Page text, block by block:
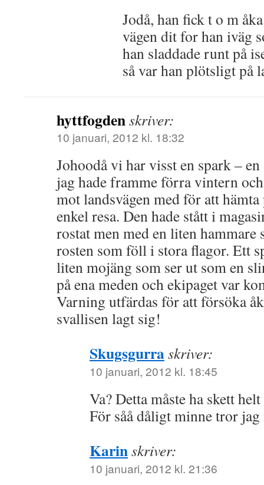
Jodå, han fick t o m
vägen dit for han iväg
han sladdade runt på
så var han plötsligt på
hyttfogdenskriver:
10 januari, 2012 kl. 18:32
Johoodå vi har visst en spark –
jag hade framme förra vintern
mot landsvägen med för att
enkel resa. Den hade stått i
rostat men med en liten
rosten som föll i stora flagor. Ett
liten mojäng som ser ut som en
på ena meden och ekipaget var
Varning utfärdas för att försöka
svallisen lagt sig!
Skugsgurraskriver:
10 januari, 2012 kl. 18:45
Va? Detta måste ha skett
För såå dåligt minne tror
Karinskriver:
10 januari, 2012 kl. 21:36